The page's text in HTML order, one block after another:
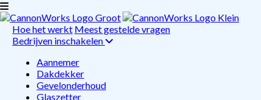
Hoe het werkt Meest gestelde vragen
Bedrijven inschakelen
Aannemer
Dakdekker
Gevelonderhoud
Glaszetter